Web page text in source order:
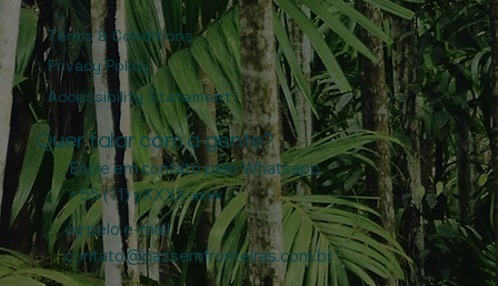
Quer falar com a gente?
Entre em contato pelo Whatsapp
+55 (11) yXXXX-xxxx
ou pelo e-mail
contato@pazsemfronteiras.com.br
Terms & Conditions
Privacy Policy
Accessibility Statement